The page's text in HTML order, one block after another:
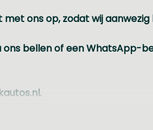
ons op, zodat wij
bellen of een WhatsApp-